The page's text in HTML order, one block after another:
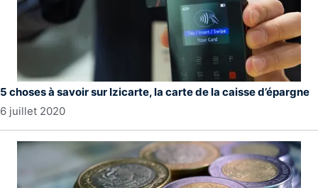
5 choses à savoir sur Izicarte, la carte de la caisse d’épargne
6 juillet 2020